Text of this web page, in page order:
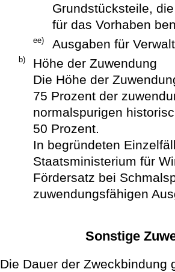
Grundstücksteile,
für das Vorhaben
ee) Ausgaben für
b)
Höhe der Zuwendung
Die Höhe der
75 Prozent der
normalspurigen
50 Prozent.
In begründeten
Staatsministerium für
Fördersatz bei
zuwendungsfähigen
Sonstige
Die Dauer der Zweckbindung